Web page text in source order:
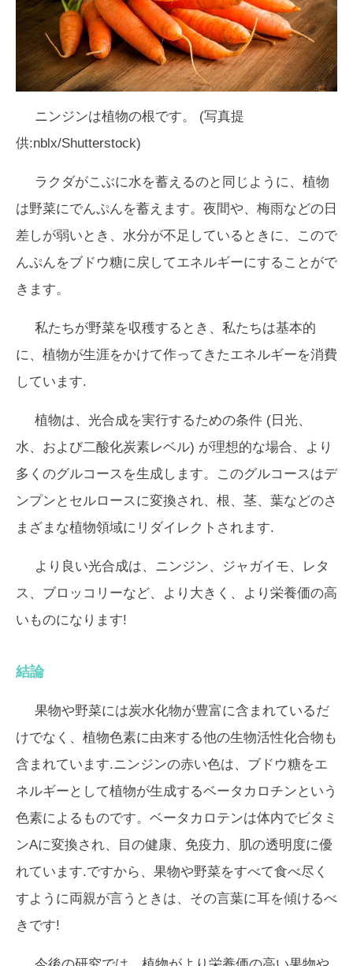
ニンジンは植物の根です。 (写真提
供:nblx/Shutterstock)
ラクダがこぶに水を蓄えるのと同じように、植物
は野菜にでんぷんを蓄えます。夜間や、梅雨などの日
差しが弱いとき、水分が不足しているときに、こので
んぷんをブドウ糖に戻してエネルギーにすることがで
きます。
私たちが野菜を収穫するとき、私たちは基本的
に、植物が生涯をかけて作ってきたエネルギーを消費
しています.
植物は、光合成を実行するための条件 (日光、
水、および二酸化炭素レベル) が理想的な場合、より
多くのグルコースを生成します。このグルコースはデ
ンプンとセルロースに変換され、根、茎、葉などのさ
まざまな植物領域にリダイレクトされます.
より良い光合成は、ニンジン、ジャガイモ、レタ
ス、ブロッコリーなど、より大きく、より栄養価の高
いものになります!
結論
果物や野菜には炭水化物が豊富に含まれているだ
けでなく、植物色素に由来する他の生物活性化合物も
含まれています.ニンジンの赤い色は、ブドウ糖をエ
ネルギーとして植物が生成するベータカロチンという
色素によるものです。ベータカロテンは体内でビタミ
ンAに変換され、目の健康、免疫力、肌の透明度に優
れています.ですから、果物や野菜をすべて食べ尽く
すように両親が言うときは、その言葉に耳を傾けるべ
きです!